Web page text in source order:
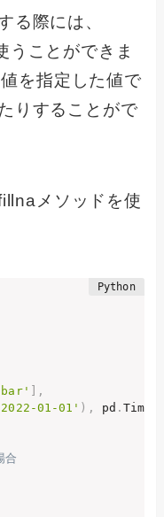
る際には、
ことができま
を指定した値で
りすることがで
メソッドを使
] ,
01-01' ) , pd .
合